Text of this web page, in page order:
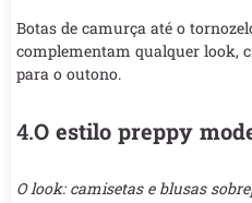
Botas de camurça até o
complementam qualquer look,
para o outono.
4.O estilo preppy
O look: camisetas e blusas